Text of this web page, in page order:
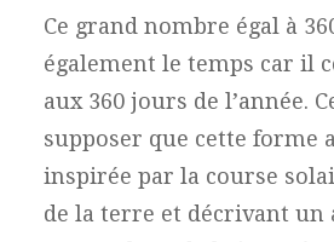
Ce grand nombre égal à
également le temps car il
aux 360 jours de l’année.
supposer que cette forme
inspirée par la course
de la terre et décrivant un